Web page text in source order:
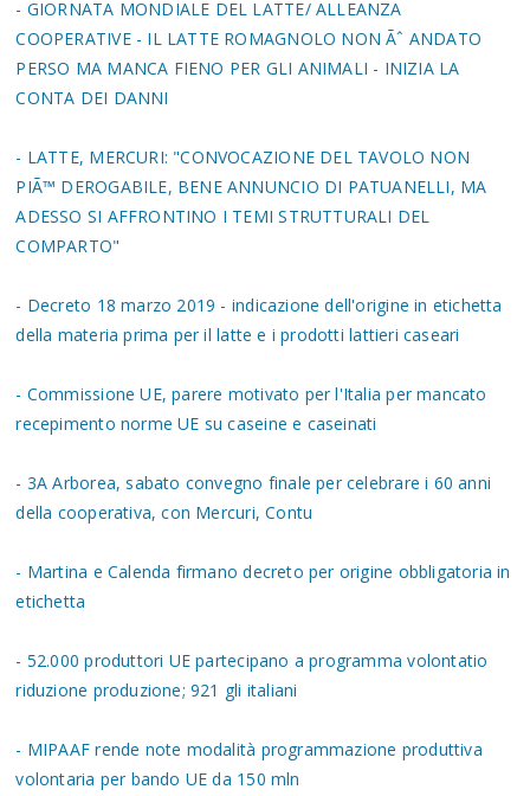
- GIORNATA MONDIALE DEL LATTE/ ALLEANZA
COOPERATIVE - IL LATTE ROMAGNOLO NON Ãˆ ANDATO
PERSO MA MANCA FIENO PER GLI ANIMALI - INIZIA LA
CONTA DEI DANNI
- LATTE, MERCURI: "CONVOCAZIONE DEL TAVOLO NON
PIÃ™ DEROGABILE, BENE ANNUNCIO DI PATUANELLI, MA
ADESSO SI AFFRONTINO I TEMI STRUTTURALI DEL
COMPARTO"
- Decreto 18 marzo 2019 - indicazione dell'origine in etichetta
della materia prima per il latte e i prodotti lattieri caseari
- Commissione UE, parere motivato per l'Italia per mancato
recepimento norme UE su caseine e caseinati
- 3A Arborea, sabato convegno finale per celebrare i 60 anni
della cooperativa, con Mercuri, Contu
- Martina e Calenda firmano decreto per origine obbligatoria in
etichetta
- 52.000 produttori UE partecipano a programma volontatio
riduzione produzione; 921 gli italiani
- MIPAAF rende note modalità programmazione produttiva
volontaria per bando UE da 150 mln